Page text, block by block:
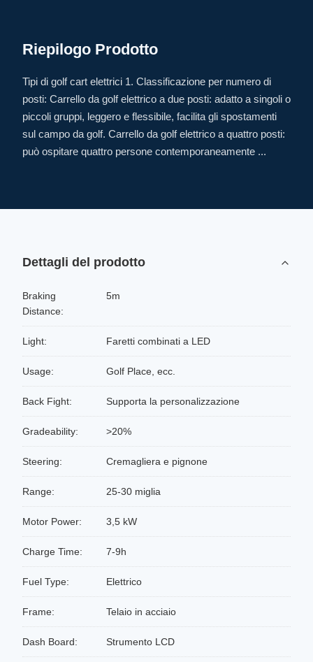
Riepilogo Prodotto
Tipi di golf cart elettrici 1. Classificazione per numero di
posti: Carrello da golf elettrico a due posti: adatto a singoli o
piccoli gruppi, leggero e flessibile, facilita gli spostamenti
sul campo da golf. Carrello da golf elettrico a quattro posti:
può ospitare quattro persone contemporaneamente ...
Dettagli del prodotto
Braking
Distance:
5m
Light: Faretti combinati a LED
Usage: Golf Place, ecc.
Back Fight: Supporta la personalizzazione
Gradeability: >20%
Steering: Cremagliera e pignone
Range: 25-30 miglia
Motor Power: 3,5 kW
Charge Time: 7-9h
Fuel Type: Elettrico
Frame: Telaio in acciaio
Dash Board: Strumento LCD